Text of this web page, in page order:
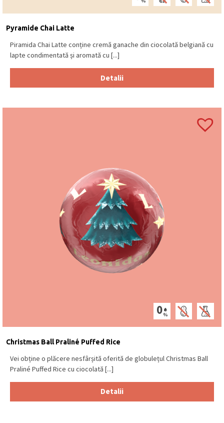
Pyramide Chai Latte
Piramida Chai Latte conține cremă ganache din ciocolată belgiană cu
lapte condimentată și aromată cu [...]
Detalii
Christmas Ball Praliné Puffed Rice
Vei obține o plăcere nesfârșită oferită de globulețul Christmas Ball
Praliné Puffed Rice cu ciocolată [...]
Detalii